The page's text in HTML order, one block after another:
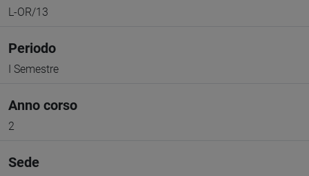
L-OR/13
Periodo
I Semestre
Anno corso
2
Sede